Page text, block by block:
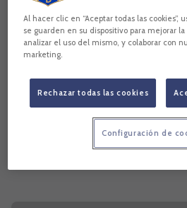
Al hacer clic en “Aceptar todas las cookies”,
se guarden en su dispositivo para mejorar
analizar el uso del mismo, y colaborar con
marketing.
Rechazar todas las cookies
Configuración de